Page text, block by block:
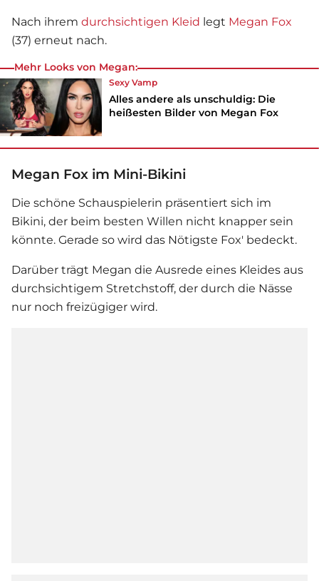
Nach ihrem durchsichtigen Kleid legt Megan Fox
(37) erneut nach.
Mehr Looks von Megan:
Sexy Vamp
Alles andere als unschuldig: Die
heißesten Bilder von Megan Fox
Megan Fox im Mini-Bikini
Die schöne Schauspielerin präsentiert sich im
Bikini, der beim besten Willen nicht knapper sein
könnte. Gerade so wird das Nötigste Fox' bedeckt.
Darüber trägt Megan die Ausrede eines Kleides aus
durchsichtigem Stretchstoff, der durch die Nässe
nur noch freizügiger wird.